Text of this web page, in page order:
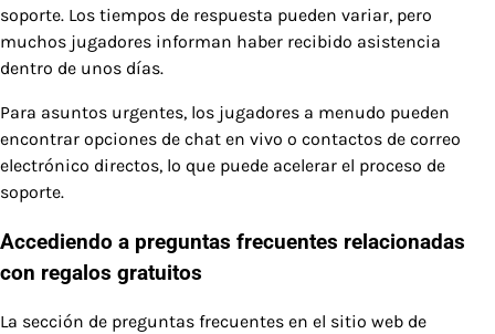
soporte. Los tiempos de respuesta pueden variar, pero
muchos jugadores informan haber recibido asistencia
dentro de unos días.
Para asuntos urgentes, los jugadores a menudo pueden
encontrar opciones de chat en vivo o contactos de correo
electrónico directos, lo que puede acelerar el proceso de
soporte.
Accediendo a preguntas frecuentes relacionadas
con regalos gratuitos
La sección de preguntas frecuentes en el sitio web de